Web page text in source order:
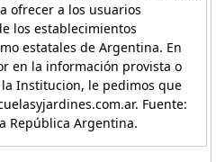
ofrecer a los usuarios
los establecimientos
estatales de Argentina. En
en la información provista o
Institucion, le pedimos que
Fuente:
República Argentina.